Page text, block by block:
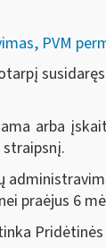
PVM
arba
straipsnį.
praėjus 6